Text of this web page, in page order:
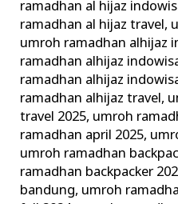
ramadhan al hijaz
ramadhan al hijaz travel,
umroh ramadhan alhijaz
ramadhan alhijaz
ramadhan alhijaz
ramadhan alhijaz travel,
travel 2025, umroh
ramadhan april 2025,
umroh ramadhan
ramadhan backpacker
bandung, umroh